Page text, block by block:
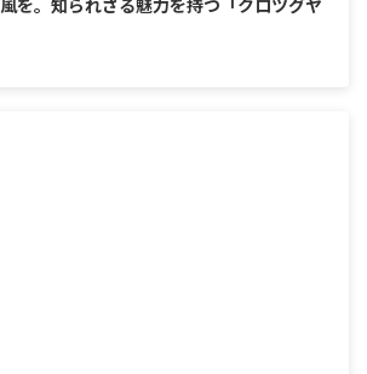
を。知られざる魅力を持つ「クロツグヤ